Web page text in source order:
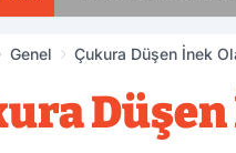
Genel Çukura Düşen İnek